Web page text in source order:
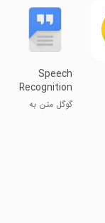
Speech
Recognition
&
Synthesis
گوگل متن به